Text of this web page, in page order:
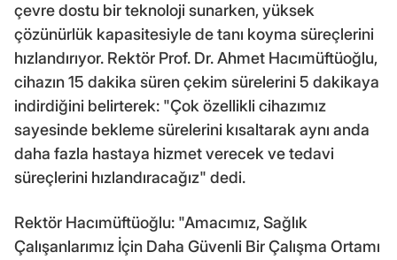
çevre dostu bir teknoloji sunarken, yüksek
çözünürlük kapasitesiyle de tanı koyma süreçlerini
hızlandırıyor. Rektör Prof. Dr. Ahmet Hacımüftüoğlu,
cihazın 15 dakika süren çekim sürelerini 5 dakikaya
indirdiğini belirterek: "Çok özellikli cihazımız
sayesinde bekleme sürelerini kısaltarak aynı anda
daha fazla hastaya hizmet verecek ve tedavi
süreçlerini hızlandıracağız" dedi.
Rektör Hacımüftüoğlu: "Amacımız, Sağlık
Çalışanlarımız İçin Daha Güvenli Bir Çalışma Ortamı